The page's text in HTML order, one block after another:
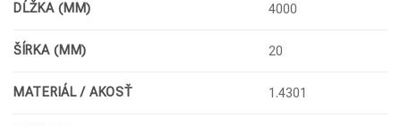
DĹŽKA (MM) 4000
ŠÍRKA (MM) 20
MATERIÁL / AKOSŤ 1.4301